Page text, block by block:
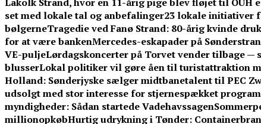
set med lokale tal og anbefalinger23 lokale initiativer
bølgerneTragedie ved Fanø Strand: 80-årig kvinde
for at være bankenMercedes-eskapader på
VE-puljeLørdagskoncerter på Torvet vender tilbage —
blusserLokal politiker vil gøre åen til turistattraktion
Holland: Sønderjyske sælger midtbanetalent til PEC
udsolgt med stor interesse for stjernespækket program
myndigheder: Sådan startede Vadehavssagen
millionopkøbHurtig udrykning i Tønder: